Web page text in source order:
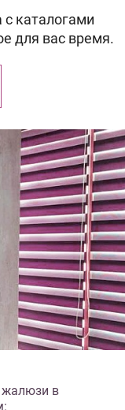
каталогами
для вас время.
жалюзи в